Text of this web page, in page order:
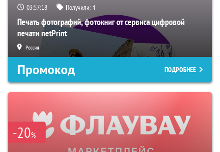
03:57:17 Получили:4
Печать фотографий, фотокниг от сервиса цифровой
печати netPrint
Россия
Промокод ПОДРОБНЕЕ
-20%